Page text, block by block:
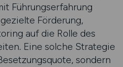
Führungserfahrung
Förderung,
auf die Rolle des
Eine solche Strategie
sondern